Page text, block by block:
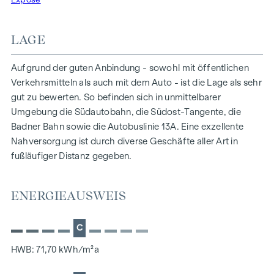
Die Raumhöhe beträgt ca. 2,60 m.
Sanitäranlagen und in der Küche, PVC-Belag in den
Abstellräumen und 2-fach-verglasten Kunststofffenstern
ausgestattet.
In diesem Bürogebäude gelangen weitere Einheiten
zwischen ca. 100 und 140 qm zur Miete. Sehr gerne
übermitteln wir Ihnen weitere Details!
Dieses Objekt wird Ihnen unverbindlich und freibleibend zur
Miete angeboten. Oben angeführte Angaben basieren auf
die allgemeinen Geschäftsbedingungen und die Verordnung
Industrie, BGBL. 297/1996. Für den Fall, dass es
diesbezüglich zu einem entsprechenden Rechtsgeschäft
LAGE
Aufgrund der guten Anbindung - sowohl mit öffentlichen
Verkehrsmitteln als auch mit dem Auto - ist die Lage als sehr
gut zu bewerten. So befinden sich in unmittelbarer
Umgebung die Südautobahn, die Südost-Tangente, die
Badner Bahn sowie die Autobuslinie 13A. Eine exzellente
Nahversorgung ist durch diverse Geschäfte aller Art in
fußläufiger Distanz gegeben.
ENERGIEAUSWEIS
C
HWB: 71,70 kWh/m²a